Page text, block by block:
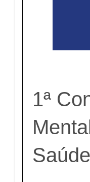
1ª